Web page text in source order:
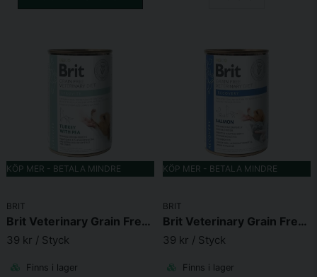
KÖP MER - BETALA MINDRE
BRIT
Brit Veterinary Grain Free Diet Dog Can Struvite 400g
39 kr / Styck
Finns i lager
KÖP MER - BETALA MINDRE
BRIT
Brit Veterinary Grain Free Diet Dog + Cat Can Recovery 400 g
39 kr / Styck
Finns i lager